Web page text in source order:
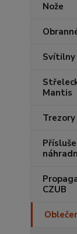
Nože
Svítilny
Mantis
CZUB